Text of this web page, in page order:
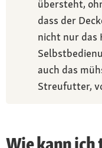
übersteht,
dass der
nicht nur das
auch das
Streufutter,